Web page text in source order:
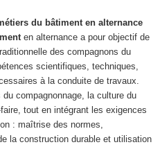
du bâtiment en alternance
en alternancea pour objectif de
des compagnons du
scientifiques, techniques,
à la conduite de travaux.
compagnonnage, la culture du
tout en intégrant les exigences
: maîtrise des normes,
la construction durable et utilisation